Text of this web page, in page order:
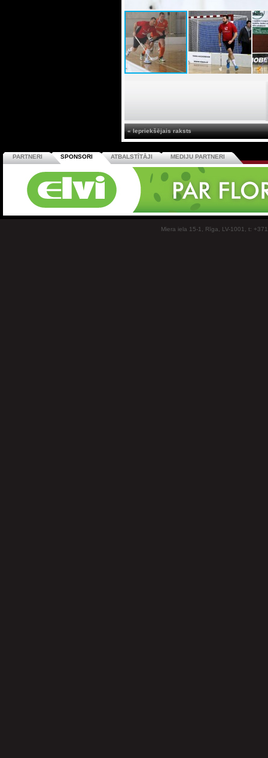
« Iepriekšējais raksts
PARTNERI SPONSORI ATBALSTĪTĀJI MEDIJU PARTNERI
Miera iela 15-1, Rīga, LV-1001, t: